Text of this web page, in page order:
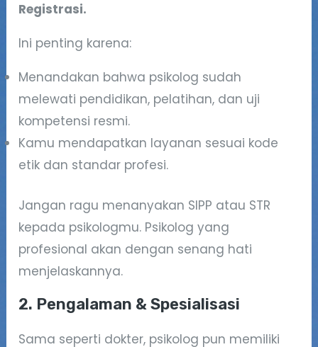
Registrasi.
Ini penting karena:
Menandakan bahwa psikolog sudah
melewati pendidikan, pelatihan, dan uji
kompetensi resmi.
Kamu mendapatkan layanan sesuai kode
etik dan standar profesi.
Jangan ragu menanyakan SIPP atau STR
kepada psikologmu. Psikolog yang
profesional akan dengan senang hati
menjelaskannya.
2. Pengalaman & Spesialisasi
Sama seperti dokter, psikolog pun memiliki